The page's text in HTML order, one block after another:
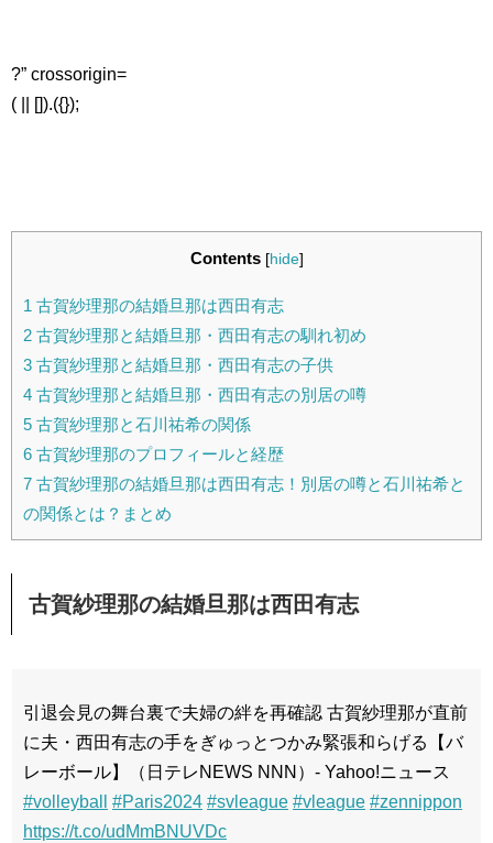
?” crossorigin=
( || []).({});
Contents [hide]
1 古賀紗理那の結婚旦那は西田有志
2 古賀紗理那と結婚旦那・西田有志の馴れ初め
3 古賀紗理那と結婚旦那・西田有志の子供
4 古賀紗理那と結婚旦那・西田有志の別居の噂
5 古賀紗理那と石川祐希の関係
6 古賀紗理那のプロフィールと経歴
7 古賀紗理那の結婚旦那は西田有志！別居の噂と石川祐希と
の関係とは？まとめ
古賀紗理那の結婚旦那は西田有志
引退会見の舞台裏で夫婦の絆を再確認 古賀紗理那が直前
に夫・西田有志の手をぎゅっとつかみ緊張和らげる【バ
レーボール】（日テレNEWS NNN）- Yahoo!ニュース
#volleyball
#Paris2024 #svleague #vleague #zennippon
https://t.co/udMmBNUVDc